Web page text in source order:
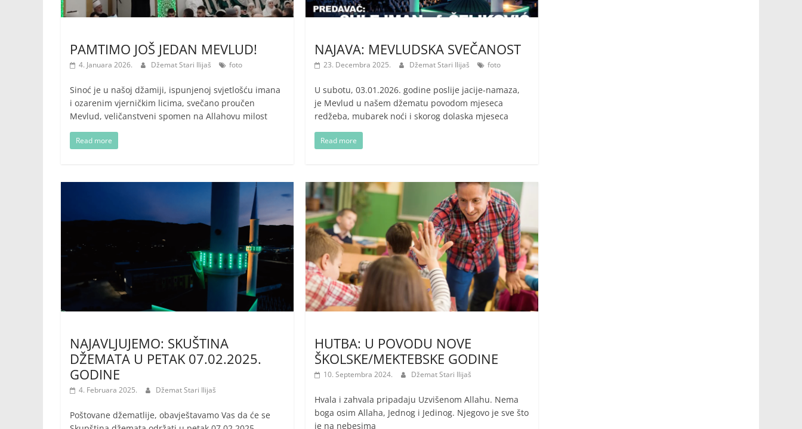
PAMTIMO JOŠ JEDAN MEVLUD!
4. Januara 2026. Džemat Stari Ilijaš foto
Sinoć je u našoj džamiji, ispunjenoj svjetlošću imana
i ozarenim vjerničkim licima, svečano proučen
Mevlud, veličanstveni spomen na Allahovu milost
Read more
NAJAVA: MEVLUDSKA SVEČANOST
23. Decembra 2025. Džemat Stari Ilijaš foto
U subotu, 03.01.2026. godine poslije jacije-namaza,
je Mevlud u našem džematu povodom mjeseca
redžeba, mubarek noći i skorog dolaska mjeseca
Read more
NAJAVLJUJEMO: SKUŠTINA
DŽEMATA U PETAK 07.02.2025.
GODINE
4. Februara 2025. Džemat Stari Ilijaš
Poštovane džematlije, obavještavamo Vas da će se
HUTBA: U POVODU NOVE
ŠKOLSKE/MEKTEBSKE GODINE
10. Septembra 2024. Džemat Stari Ilijaš
Hvala i zahvala pripadaju Uzvišenom Allahu. Nema
boga osim Allaha, Jednog i Jedinog. Njegovo je sve što
je na nebesima